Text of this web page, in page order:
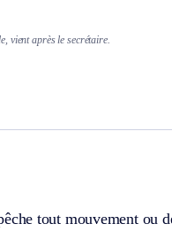
vient après le secrétaire.
tout mouvement ou